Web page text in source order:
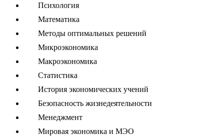
Психология
Математика
Методы оптимальных решений
Микроэкономика
Макроэкономика
Статистика
История экономических учений
Безопасность жизнедеятельности
Менеджмент
Мировая экономика и МЭО